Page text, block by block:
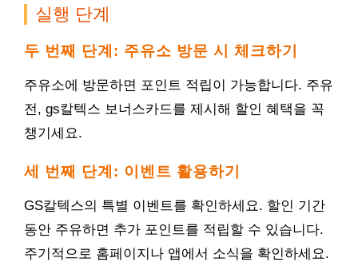
실행 단계
두 번째 단계: 주유소 방문 시 체크하기
주유소에 방문하면 포인트 적립이 가능합니다. 주유
전, gs칼텍스 보너스카드를 제시해 할인 혜택을 꼭
챙기세요.
세 번째 단계: 이벤트 활용하기
GS칼텍스의 특별 이벤트를 확인하세요. 할인 기간
동안 주유하면 추가 포인트를 적립할 수 있습니다.
주기적으로 홈페이지나 앱에서 소식을 확인하세요.